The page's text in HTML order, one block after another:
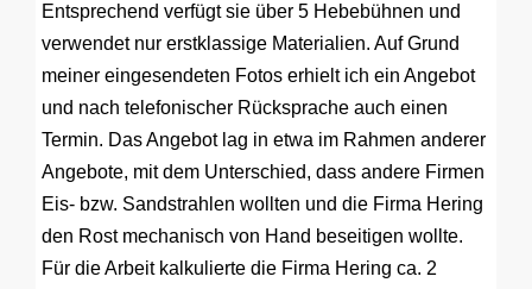
Entsprechend verfügt sie über 5 Hebebühnen und
verwendet nur erstklassige Materialien. Auf Grund
meiner eingesendeten Fotos erhielt ich ein Angebot
und nach telefonischer Rücksprache auch einen
Termin. Das Angebot lag in etwa im Rahmen anderer
Angebote, mit dem Unterschied, dass andere Firmen
Eis- bzw. Sandstrahlen wollten und die Firma Hering
den Rost mechanisch von Hand beseitigen wollte.
Für die Arbeit kalkulierte die Firma Hering ca. 2